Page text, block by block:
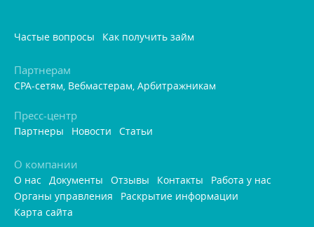
Частые вопросы Как получить займ
Партнерам
CPA-сетям, Вебмастерам, Арбитражникам
Пресс-центр
Партнеры Новости Статьи
О компании
О нас Документы Отзывы Контакты
Работа у нас
Органы управления
Раскрытие информации
Карта сайта